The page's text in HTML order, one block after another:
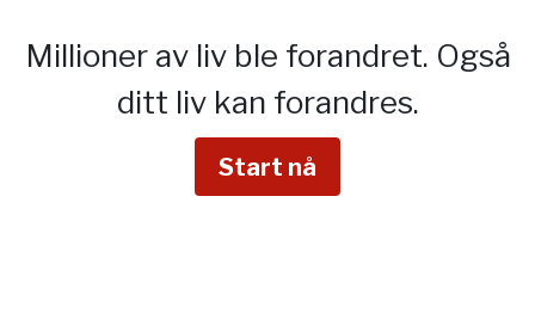
Millioner av liv ble forandret. Også
ditt liv kan forandres.
Start nå